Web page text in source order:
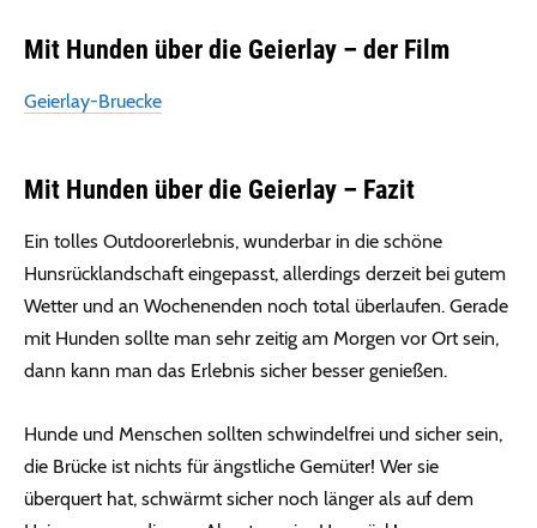
Mit Hunden über die Geierlay – der Film
Geierlay-Bruecke
Mit Hunden über die Geierlay – Fazit
Ein tolles Outdoorerlebnis, wunderbar in die schöne
Hunsrücklandschaft eingepasst, allerdings derzeit bei gutem
Wetter und an Wochenenden noch total überlaufen. Gerade
mit Hunden sollte man sehr zeitig am Morgen vor Ort sein,
dann kann man das Erlebnis sicher besser genießen.
Hunde und Menschen sollten schwindelfrei und sicher sein,
die Brücke ist nichts für ängstliche Gemüter! Wer sie
überquert hat, schwärmt sicher noch länger als auf dem